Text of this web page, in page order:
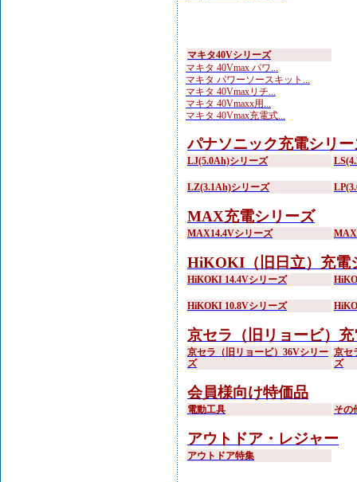
マキタ40Vシリーズ
マキタ 40Vmax パワ...
マキタ パワーソースキット...
マキタ 40Vmaxリチ...
マキタ 40Vmaxx用...
マキタ 40Vmax充電式...
パナソニック充電シリー
LJ(5.0Ah)シリーズ
LZ(3.1Ah)シリーズ
MAX充電シリーズ
MAX14.4Vシリーズ
HiKOKI（旧日立）充電
HiKOKI 14.4Vシリーズ
HiKOKI 10.8Vシリーズ
京セラ（旧リョービ）
京セラ（旧リョービ）36Vシリー
ズ
京セ
ズ
会員様向け特価品
電動工具 その
アウトドア・レジャー
アウトドア特集